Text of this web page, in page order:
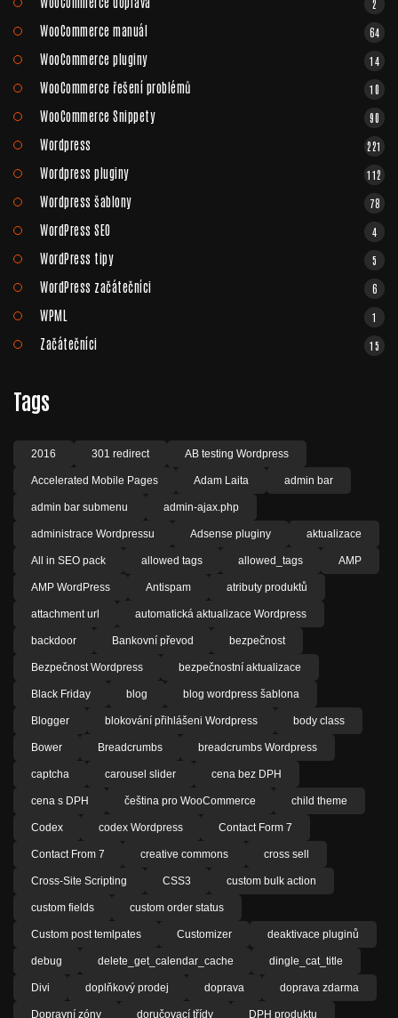
2
WooCommerce manuál 64
WooCommerce pluginy 14
WooCommerce řešení problémů 10
WooCommerce Snippety 90
Wordpress 221
Wordpress pluginy 112
Wordpress šablony 78
WordPress SEO 4
WordPress tipy 5
WordPress začátečníci 6
WPML 1
Začátečníci 15
Tags
2016 301 redirect AB testing Wordpress
Accelerated Mobile Pages Adam Laita admin bar
admin bar submenu admin-ajax.php
administrace Wordpressu Adsense pluginy aktualizace
All in SEO pack allowed tags allowed_tags AMP
AMP WordPress Antispam atributy produktů
attachment url automatická aktualizace Wordpress
backdoor Bankovní převod bezpečnost
Bezpečnost Wordpress bezpečnostní aktualizace
Black Friday blog blog wordpress šablona
Blogger blokování přihlášeni Wordpress body class
Bower Breadcrumbs breadcrumbs Wordpress
captcha carousel slider cena bez DPH
cena s DPH čeština pro WooCommerce child theme
Codex codex Wordpress Contact Form 7
Contact From 7 creative commons cross sell
Cross-Site Scripting CSS3 custom bulk action
custom fields custom order status
Custom post temlpates Customizer deaktivace pluginů
debug delete_get_calendar_cache dingle_cat_title
Divi doplňkový prodej doprava doprava zdarma
Dopravní zóny doručovací třídy DPH produktu